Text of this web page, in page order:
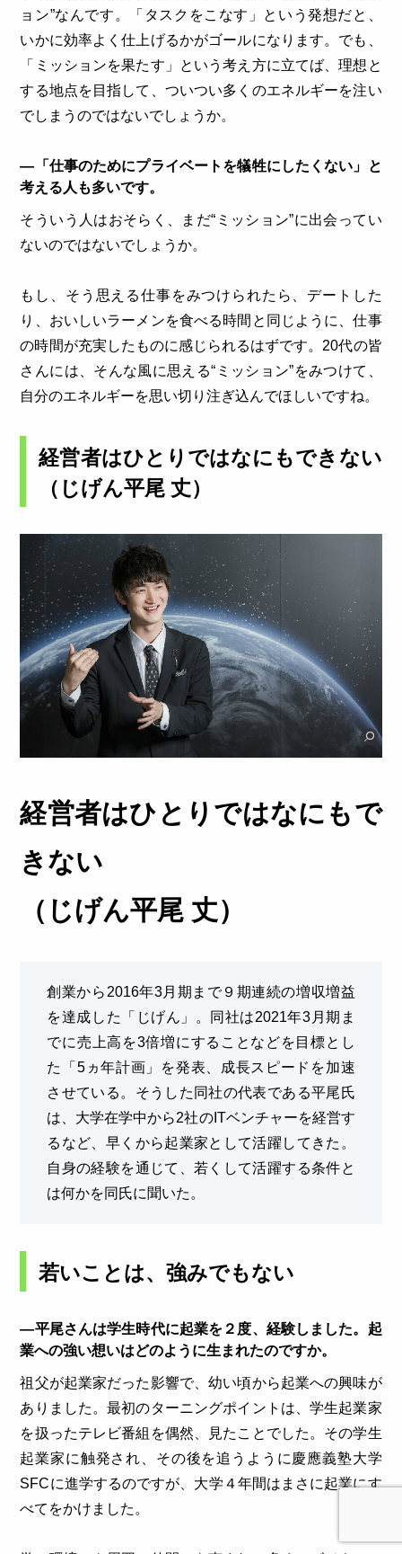
ョン”なんです。「タスクをこなす」という発想だと、
いかに効率よく仕上げるかがゴールになります。でも、
「ミッションを果たす」という考え方に立てば、理想と
する地点を目指して、ついつい多くのエネルギーを注い
でしまうのではないでしょうか。
―「仕事のためにプライベートを犠牲にしたくない」と
考える人も多いです。
そういう人はおそらく、まだ“ミッション”に出会ってい
ないのではないでしょうか。
もし、そう思える仕事をみつけられたら、デートした
り、おいしいラーメンを食べる時間と同じように、仕事
の時間が充実したものに感じられるはずです。20代の皆
さんには、そんな風に思える“ミッション”をみつけて、
自分のエネルギーを思い切り注ぎ込んでほしいですね。
経営者はひとりではなにもできない
（じげん平尾 丈）
経営者はひとりではなにもで
きない
（じげん平尾 丈）
創業から2016年3月期まで９期連続の増収増益
を達成した「じげん」。同社は2021年3月期ま
でに売上高を3倍増にすることなどを目標とし
た「5ヵ年計画」を発表、成長スピードを加速
させている。そうした同社の代表である平尾氏
は、大学在学中から2社のITベンチャーを経営す
るなど、早くから起業家として活躍してきた。
自身の経験を通じて、若くして活躍する条件と
は何かを同氏に聞いた。
若いことは、強みでもない
―平尾さんは学生時代に起業を２度、経験しました。起
業への強い想いはどのように生まれたのですか。
祖父が起業家だった影響で、幼い頃から起業への興味が
ありました。最初のターニングポイントは、学生起業家
を扱ったテレビ番組を偶然、見たことでした。その学生
起業家に触発され、その後を追うように慶應義塾大学
SFCに進学するのですが、大学４年間はまさに起業にす
べてをかけました。